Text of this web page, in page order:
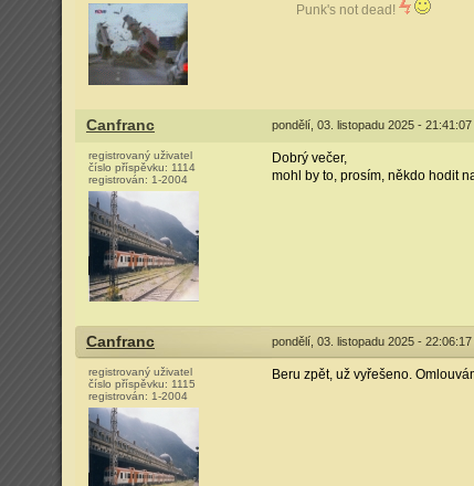
Punk's not dead!
Canfranc pondělí, 03. listopadu 2025 - 21:41:07
registrovaný uživatel
číslo příspěvku: 1114
registrován: 1-2004
Dobrý večer,
mohl by to, prosím, někdo hodit
Canfranc pondělí, 03. listopadu 2025 - 22:06:17
registrovaný uživatel
číslo příspěvku: 1115
registrován: 1-2004
Beru zpět, už vyřešeno.